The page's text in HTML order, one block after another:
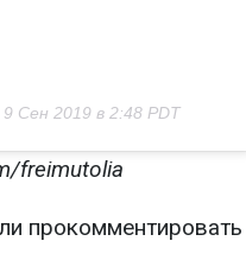
9 Сен 2019 в 2:48 PDT
freimutolia
прокомментировать